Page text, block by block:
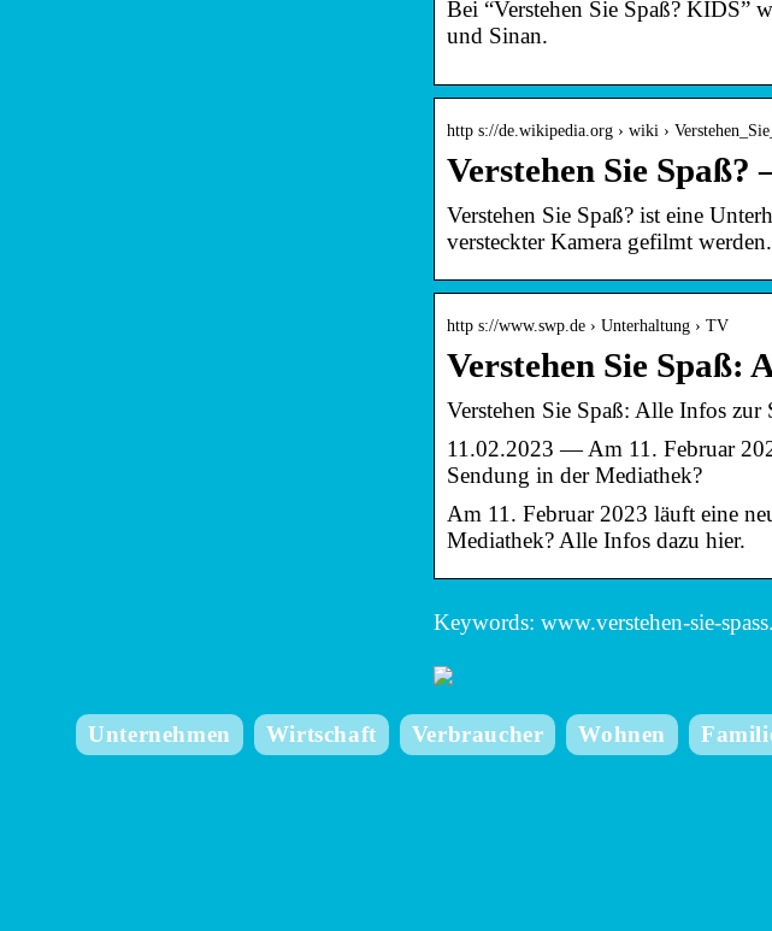
Bei “Verstehen Sie Spaß? KIDS”
und Sinan.
http s://de.wikipedia.org › wiki ›
Verstehen Sie Spaß?
Verstehen Sie Spaß? ist eine
versteckter Kamera gefilmt werden.
http s://www.swp.de › Unterhaltung › TV
Verstehen Sie Spaß:
Verstehen Sie Spaß: Alle Infos
11.02.2023 — Am 11. Februar
Sendung in der Mediathek?
Am 11. Februar 2023 läuft eine
Mediathek? Alle Infos dazu hier.
Keywords: www.verstehen-sie-
Unternehmen Wirtschaft Verbraucher Wohnen